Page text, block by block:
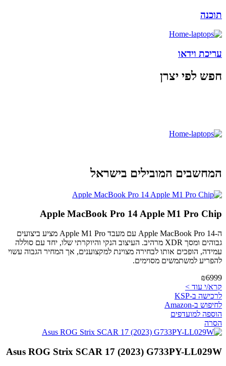
תוכנה
עריכת וידאו
חפש לפי יצרן
המחשבים המובילים בישראל
Apple MacBook Pro 14 Apple M1 Pro Chip
ה-Apple MacBook Pro 14 עם מעבד Apple M1 Pro מציע ביצועים
גבוהים ומסך XDR מרהיב. העיצוב הנקי והיוקרתי שלו, יחד עם סוללה
עמידה, הופכים אותו לבחירה מצוינת למקצוענים, אך המחיר הגבוה עשוי
להפריע למשתמשים מסוימים.
₪6999
קרא/י עוד >
לרכישה ב-KSP
לחיפוש ב-Amazon
הוספה למועדפים
הסרה
Asus ROG Strix SCAR 17 (2023) G733PY-LL029W